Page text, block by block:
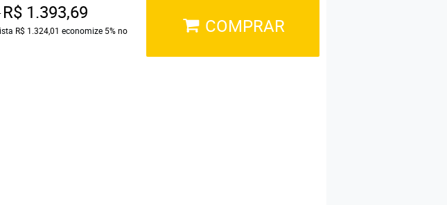
R$ 1.393,69
R$ 1.324,01 economize 5% no
COMPRAR